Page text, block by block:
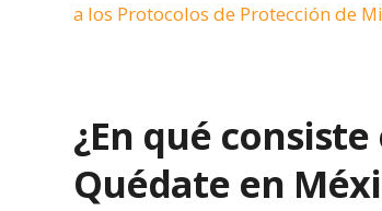
a los Protocolos de Protección de
¿En qué
Quédate en